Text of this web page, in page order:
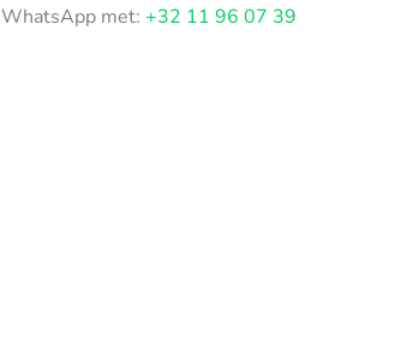
WhatsApp met:+32 11 96 07 39